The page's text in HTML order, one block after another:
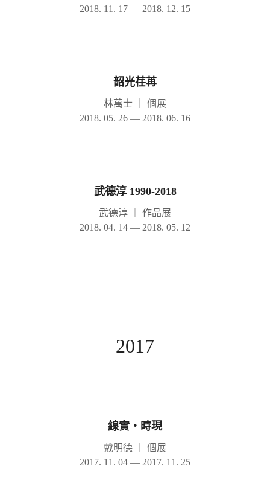
2018. 11. 17 — 2018. 12. 15
韶光荏苒
林萬士
個展
2018. 05. 26 — 2018. 06. 16
武德淳 1990-2018
武德淳
作品展
2018. 04. 14 — 2018. 05. 12
2017
線實‧時現
戴明德
個展
2017. 11. 04 — 2017. 11. 25